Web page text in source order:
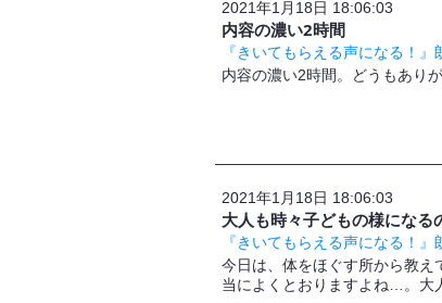
2021年1月18日 18:06:03
内容の濃い2時間
『きいてもらえる声になる！
内容の濃い2時間。どうもあり
2021年1月18日 18:06:03
大人も時々子どもの様になる
『きいてもらえる声になる！
今日は、体をほぐす所から教え
当によくとおりますよね…。大